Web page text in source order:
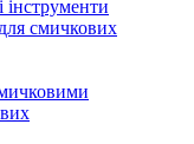
інструменти
смичкових